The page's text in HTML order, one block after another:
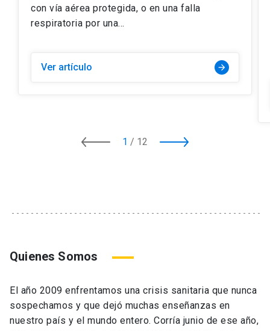
con vía aérea protegida, o en una falla
respiratoria por una…
Ver artículo arrow_forward
1 / 12
Quienes Somos
El año 2009 enfrentamos una crisis sanitaria que nunca
sospechamos y que dejó muchas enseñanzas en
nuestro país y el mundo entero. Corría junio de ese año,